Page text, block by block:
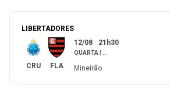
LIBERTADORES
CRU FLA
12/08 21h30
QUARTA
Mineirão